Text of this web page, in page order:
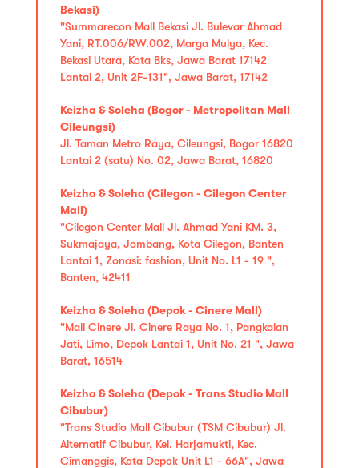
Bekasi)
"Summarecon Mall Bekasi Jl. Bulevar Ahmad
Yani, RT.006/RW.002, Marga Mulya, Kec.
Bekasi Utara, Kota Bks, Jawa Barat 17142
Lantai 2, Unit 2F-131", Jawa Barat, 17142
Keizha & Soleha (Bogor - Metropolitan Mall
Cileungsi)
Jl. Taman Metro Raya, Cileungsi, Bogor 16820
Lantai 2 (satu) No. 02, Jawa Barat, 16820
Keizha & Soleha (Cilegon - Cilegon Center
Mall)
"Cilegon Center Mall Jl. Ahmad Yani KM. 3,
Sukmajaya, Jombang, Kota Cilegon, Banten
Lantai 1, Zonasi: fashion, Unit No. L1 - 19 ",
Banten, 42411
Keizha & Soleha (Depok - Cinere Mall)
"Mall Cinere Jl. Cinere Raya No. 1, Pangkalan
Jati, Limo, Depok Lantai 1, Unit No. 21 ", Jawa
Barat, 16514
Keizha & Soleha (Depok - Trans Studio Mall
Cibubur)
"Trans Studio Mall Cibubur (TSM Cibubur) Jl.
Alternatif Cibubur, Kel. Harjamukti, Kec.
Cimanggis, Kota Depok Unit L1 - 66A", Jawa